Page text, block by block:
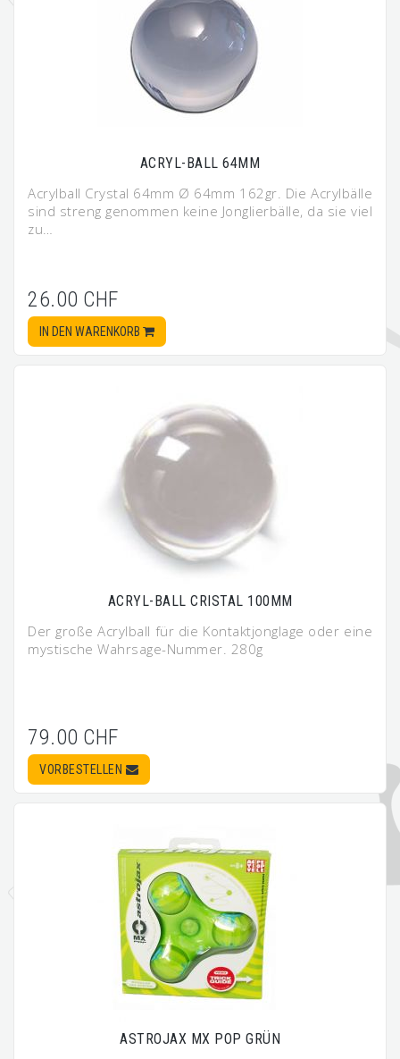
ACRYL-BALL 64MM
Acrylball Crystal 64mm Ø 64mm 162gr. Die Acrylbälle
sind streng genommen keine Jonglierbälle, da sie viel
zu…
26.00 CHF
IN DEN WARENKORB
ACRYL-BALL CRISTAL 100MM
Der große Acrylball für die Kontaktjonglage oder eine
mystische Wahrsage-Nummer. 280g
79.00 CHF
VORBESTELLEN
ASTROJAX MX POP GRÜN